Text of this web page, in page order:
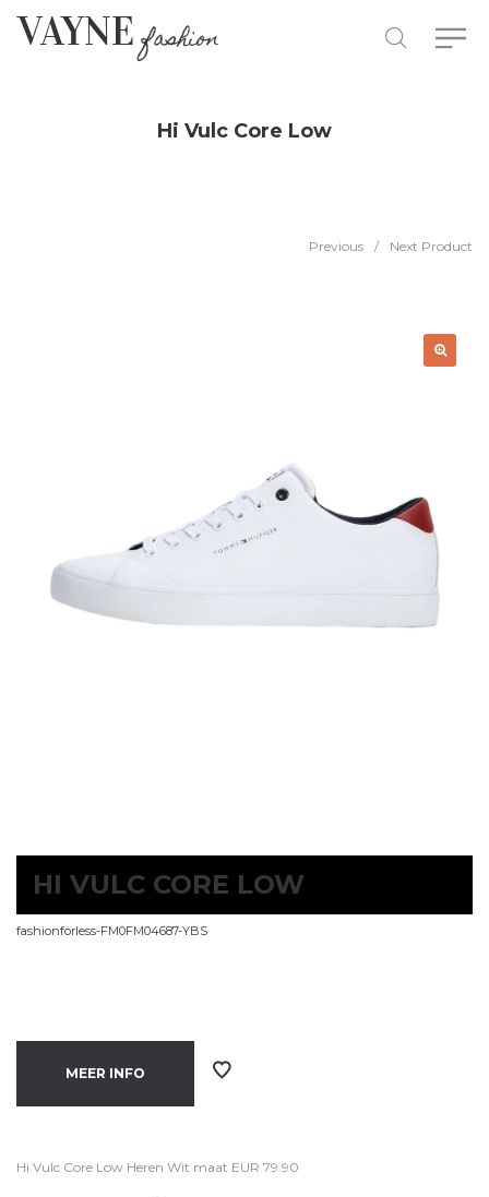
Hi Vulc Core Low
Previous / Next Product
HI VULC CORE LOW
fashionforless-FM0FM04687-YBS
MEER INFO
Hi Vulc Core Low Heren Wit maat EUR 79.90